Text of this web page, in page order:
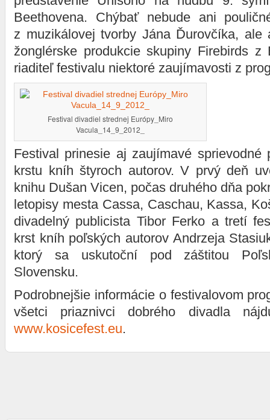
Beethovena. Chýbať nebude ani
z muzikálovej tvorby Jána Ďurovčíka, ale
žonglérske produkcie skupiny Firebirds z
riaditeľ festivalu niektoré zaujímavosti z
Festival divadiel strednej Európy_Miro
Vacula_14_9_2012_
Festival prinesie aj zaujímavé sprievodné
krstu kníh štyroch autorov. V prvý deň
knihu Dušan Vicen, počas druhého dňa
letopisy mesta Cassa, Caschau, Kassa,
divadelný publicista Tibor Ferko a tretí
krst kníh poľských autorov Andrzeja
ktorý sa uskutoční pod záštitou
Slovensku.
Podrobnejšie informácie o festivalovom
všetci priaznivci dobrého divadla
www.kosicefest.eu.